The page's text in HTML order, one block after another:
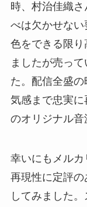
時、村治佳織
べは欠かせな
色をできる限
ましたが売っ
た。配信全盛
気感まで忠実
のオリジナル音
幸いにもメル
再現性に定評
してみました